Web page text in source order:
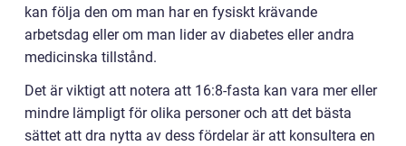
kan följa den om man har en fysiskt krävande
arbetsdag eller om man lider av diabetes eller andra
medicinska tillstånd.
Det är viktigt att notera att 16:8-fasta kan vara mer eller
mindre lämpligt för olika personer och att det bästa
sättet att dra nytta av dess fördelar är att konsultera en